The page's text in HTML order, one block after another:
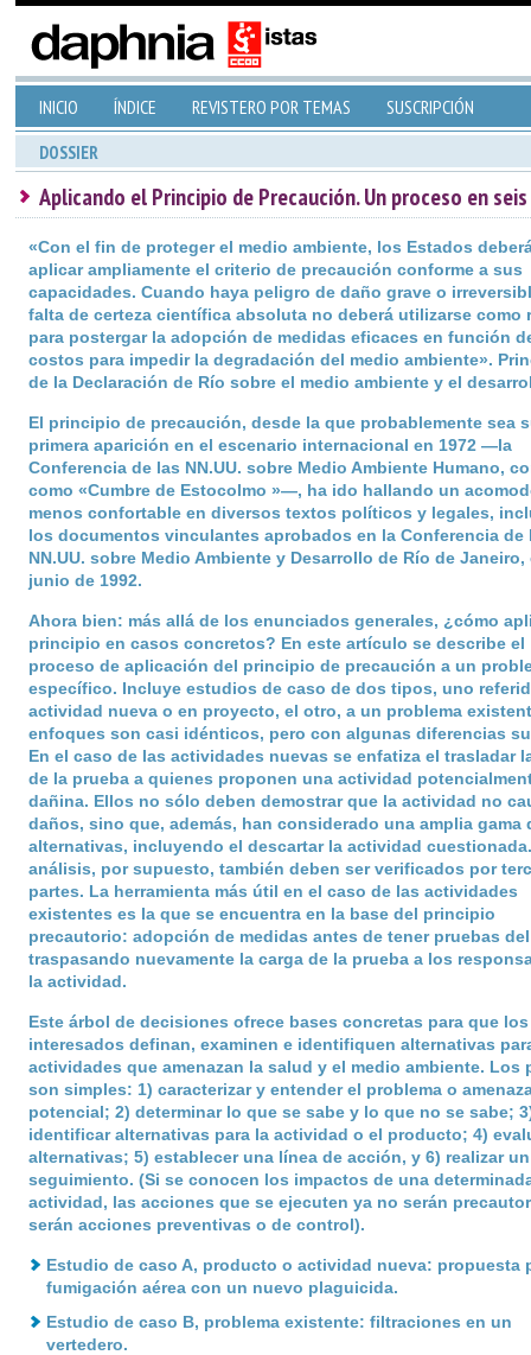
INICIO ÍNDICE REVISTERO POR TEMAS SUSCRIPCIÓN
DOSSIER
Aplicando el Principio de Precaución. Un proceso en
«Con el fin de proteger el medio ambiente, los Estados
aplicar ampliamente el criterio de precaución conforme a sus
capacidades. Cuando haya peligro de daño grave o
falta de certeza científica absoluta no deberá utilizarse como
para postergar la adopción de medidas eficaces en función
costos para impedir la degradación del medio ambiente».
de la Declaración de Río sobre el medio ambiente y el
El principio de precaución, desde la que probablemente sea
primera aparición en el escenario internacional en 1972 —la
Conferencia de las NN.UU. sobre Medio Ambiente Humano,
como «Cumbre de Estocolmo »—, ha ido hallando un
menos confortable en diversos textos políticos y legales,
los documentos vinculantes aprobados en la Conferencia de
NN.UU. sobre Medio Ambiente y Desarrollo de Río de Janeiro,
junio de 1992.
Ahora bien: más allá de los enunciados generales, ¿cómo
principio en casos concretos? En este artículo se describe el
proceso de aplicación del principio de precaución a un
específico. Incluye estudios de caso de dos tipos, uno
actividad nueva o en proyecto, el otro, a un problema
enfoques son casi idénticos, pero con algunas diferencias
En el caso de las actividades nuevas se enfatiza el trasladar
de la prueba a quienes proponen una actividad
dañina. Ellos no sólo deben demostrar que la actividad no
daños, sino que, además, han considerado una amplia gama
alternativas, incluyendo el descartar la actividad
análisis, por supuesto, también deben ser verificados por
partes. La herramienta más útil en el caso de las actividades
existentes es la que se encuentra en la base del principio
precautorio: adopción de medidas antes de tener pruebas
traspasando nuevamente la carga de la prueba a los
la actividad.
Este árbol de decisiones ofrece bases concretas para que los
interesados definan, examinen e identifiquen alternativas
actividades que amenazan la salud y el medio ambiente. Los
son simples: 1) caracterizar y entender el problema o
potencial; 2) determinar lo que se sabe y lo que no se sabe;
identificar alternativas para la actividad o el producto; 4)
alternativas; 5) establecer una línea de acción, y 6) realizar un
seguimiento. (Si se conocen los impactos de una
actividad, las acciones que se ejecuten ya no serán
serán acciones preventivas o de control).
Estudio de caso A, producto o actividad nueva: propuesta
fumigación aérea con un nuevo plaguicida.
Estudio de caso B, problema existente: filtraciones en un
vertedero.